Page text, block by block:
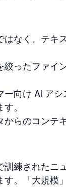
なく、テキ
絞ったファイ
向け AI ア
。
らのコンテ
練されたニ
。「大規模